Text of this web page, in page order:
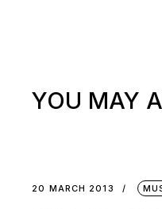
YOU MAY
20 MARCH 2013